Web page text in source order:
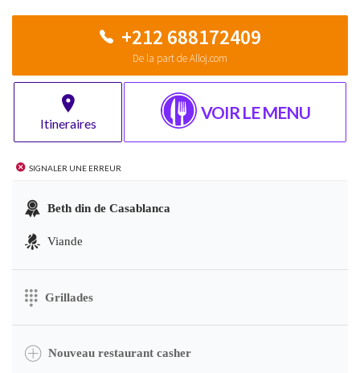
+212 688172409
De la part de Alloj.com
Itineraires
VOIR LE MENU
Signaler une erreur
Beth din de Casablanca
Viande
Grillades
Nouveau restaurant casher